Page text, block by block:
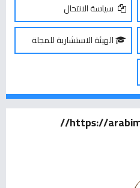
سياسة الانتحال
الهيئة الاستشارية للمجلة
https://